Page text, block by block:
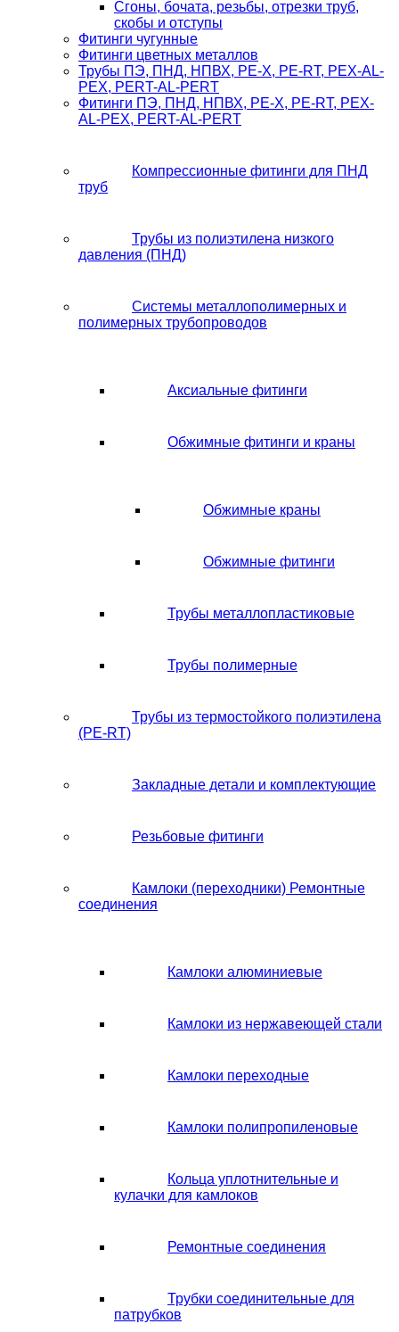
Сгоны, бочата, резьбы, отрезки труб,
скобы и отступы
Фитинги чугунные
Фитинги цветных металлов
Трубы ПЭ, ПНД, НПВХ, PE-X, PE-RT, PEX-AL-
PEX, PERT-AL-PERT
Фитинги ПЭ, ПНД, НПВХ, PE-X, PE-RT, PEX-
AL-PEX, PERT-AL-PERT
Компрессионные фитинги для ПНД
труб
Трубы из полиэтилена низкого
давления (ПНД)
Системы металлополимерных и
полимерных трубопроводов
Аксиальные фитинги
Обжимные фитинги и краны
Обжимные краны
Обжимные фитинги
Трубы металлопластиковые
Трубы полимерные
Трубы из термостойкого полиэтилена
(PE-RT)
Закладные детали и комплектующие
Резьбовые фитинги
Камлоки (переходники) Ремонтные
соединения
Камлоки алюминиевые
Камлоки из нержавеющей стали
Камлоки переходные
Камлоки полипропиленовые
Кольца уплотнительные и
кулачки для камлоков
Ремонтные соединения
Трубки соединительные для
патрубков